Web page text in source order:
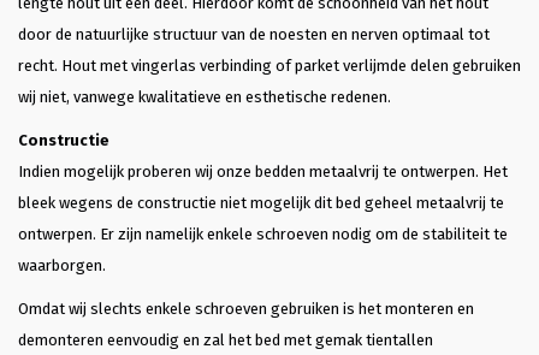
door de natuurlijke structuur van de noesten en nerven optimaal tot
recht. Hout met vingerlas verbinding of parket verlijmde delen gebruiken
wij niet, vanwege kwalitatieve en esthetische redenen.
Constructie
Indien mogelijk proberen wij onze bedden metaalvrij te ontwerpen. Het
bleek wegens de constructie niet mogelijk dit bed geheel metaalvrij te
ontwerpen. Er zijn namelijk enkele schroeven nodig om de stabiliteit te
waarborgen.
Omdat wij slechts enkele schroeven gebruiken is het monteren en
demonteren eenvoudig en zal het bed met gemak tientallen